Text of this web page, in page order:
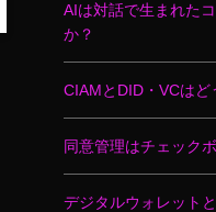
AIは対話で生まれた
か？
CIAMとDID・VCはど
同意管理はチェック
デジタルウォレット